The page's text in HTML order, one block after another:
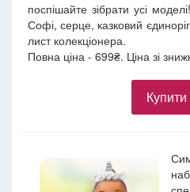
поспішайте зібрати усі
Софі, серце, казковий
лист колекціонера.
Повна ціна - 699₴. Ціна зі